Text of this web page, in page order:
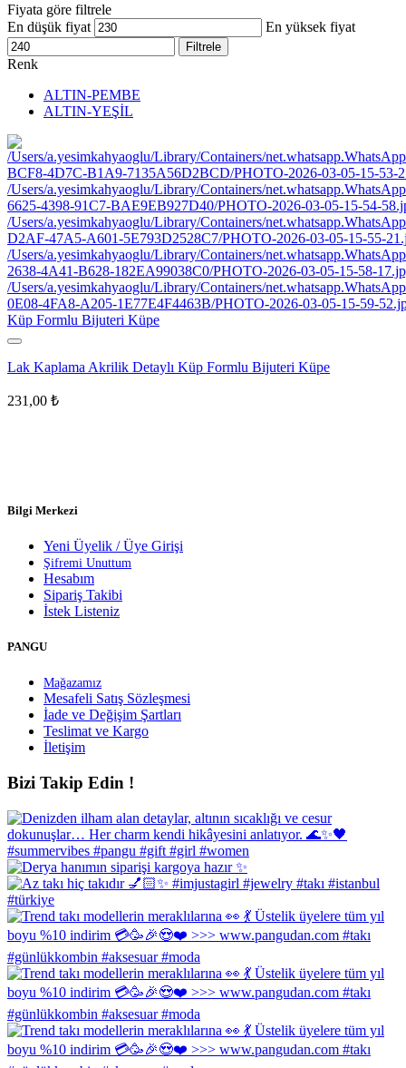
Fiyata göre filtrele
En düşük fiyat
En yüksek fiyat
Filtrele
Renk
ALTIN-PEMBE
ALTIN-YEŞİL
Lak Kaplama Akrilik Detaylı Küp Formlu Bijuteri Küpe
231,00 ₺
Bilgi Merkezi
Yeni Üyelik / Üye Girişi
Şifremi Unuttum
Hesabım
Sipariş Takibi
İstek Listeniz
PANGU
Mağazamız
Mesafeli Satış Sözleşmesi
İade ve Değişim Şartları
Teslimat ve Kargo
İletişim
Bizi Takip Edin !